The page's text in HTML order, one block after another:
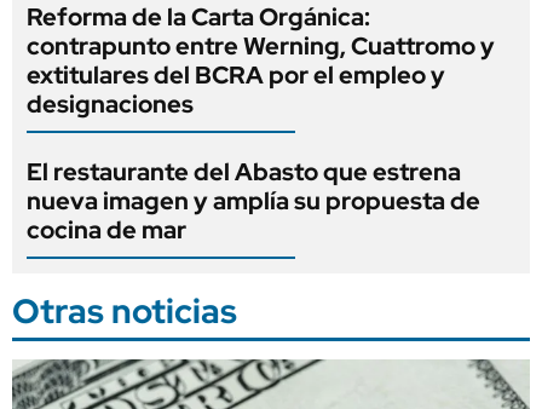
Reforma de la Carta Orgánica:
contrapunto entre Werning, Cuattromo y
extitulares del BCRA por el empleo y
designaciones
El restaurante del Abasto que estrena
nueva imagen y amplía su propuesta de
cocina de mar
Otras noticias